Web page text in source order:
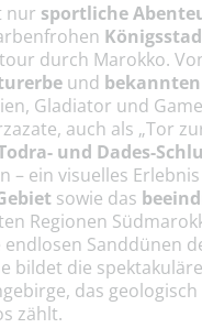
nur sportliche
durch Marokko.
und
Gladiator und
auch als „Tor
und Dades-
– ein visuelles
sowie das
Regionen
Sanddünen
bildet die
das
zählt.